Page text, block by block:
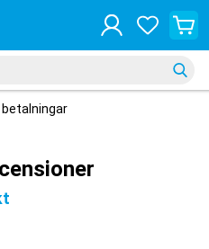
betalningar